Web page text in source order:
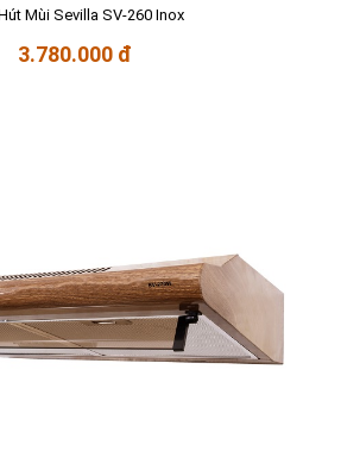
Mùi Sevilla SV-260 Inox
3.780.000 đ